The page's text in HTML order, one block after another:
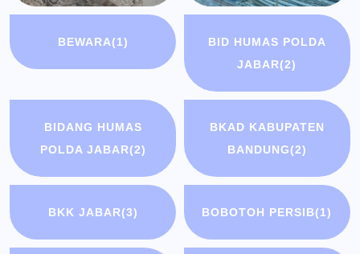
BEWARA(1)
BID HUMAS POLDA
JABAR(2)
BIDANG HUMAS
POLDA JABAR(2)
BKAD KABUPATEN
BANDUNG(2)
BKK JABAR(3) BOBOTOH PERSIB(1)